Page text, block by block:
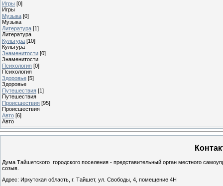
Игры [0]
Игры
Музыка [0]
Музыка
Литература [1]
Литература
Культура [10]
Культура
Знаменитости [0]
Знаменитости
Психология [0]
Психология
Здоровье [5]
Здоровье
Путешествия [1]
Путешествия
Проиcшествия [95]
Проиcшествия
Авто [6]
Авто
Дума Тайшетского городского поселения - представительный орган местного
созыв.
Адрес: Иркутская область, г. Тайшет, ул. Свободы, 4, помещение 4Н